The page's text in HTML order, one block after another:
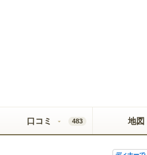
口コミ 483 地図